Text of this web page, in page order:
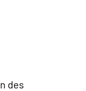
des